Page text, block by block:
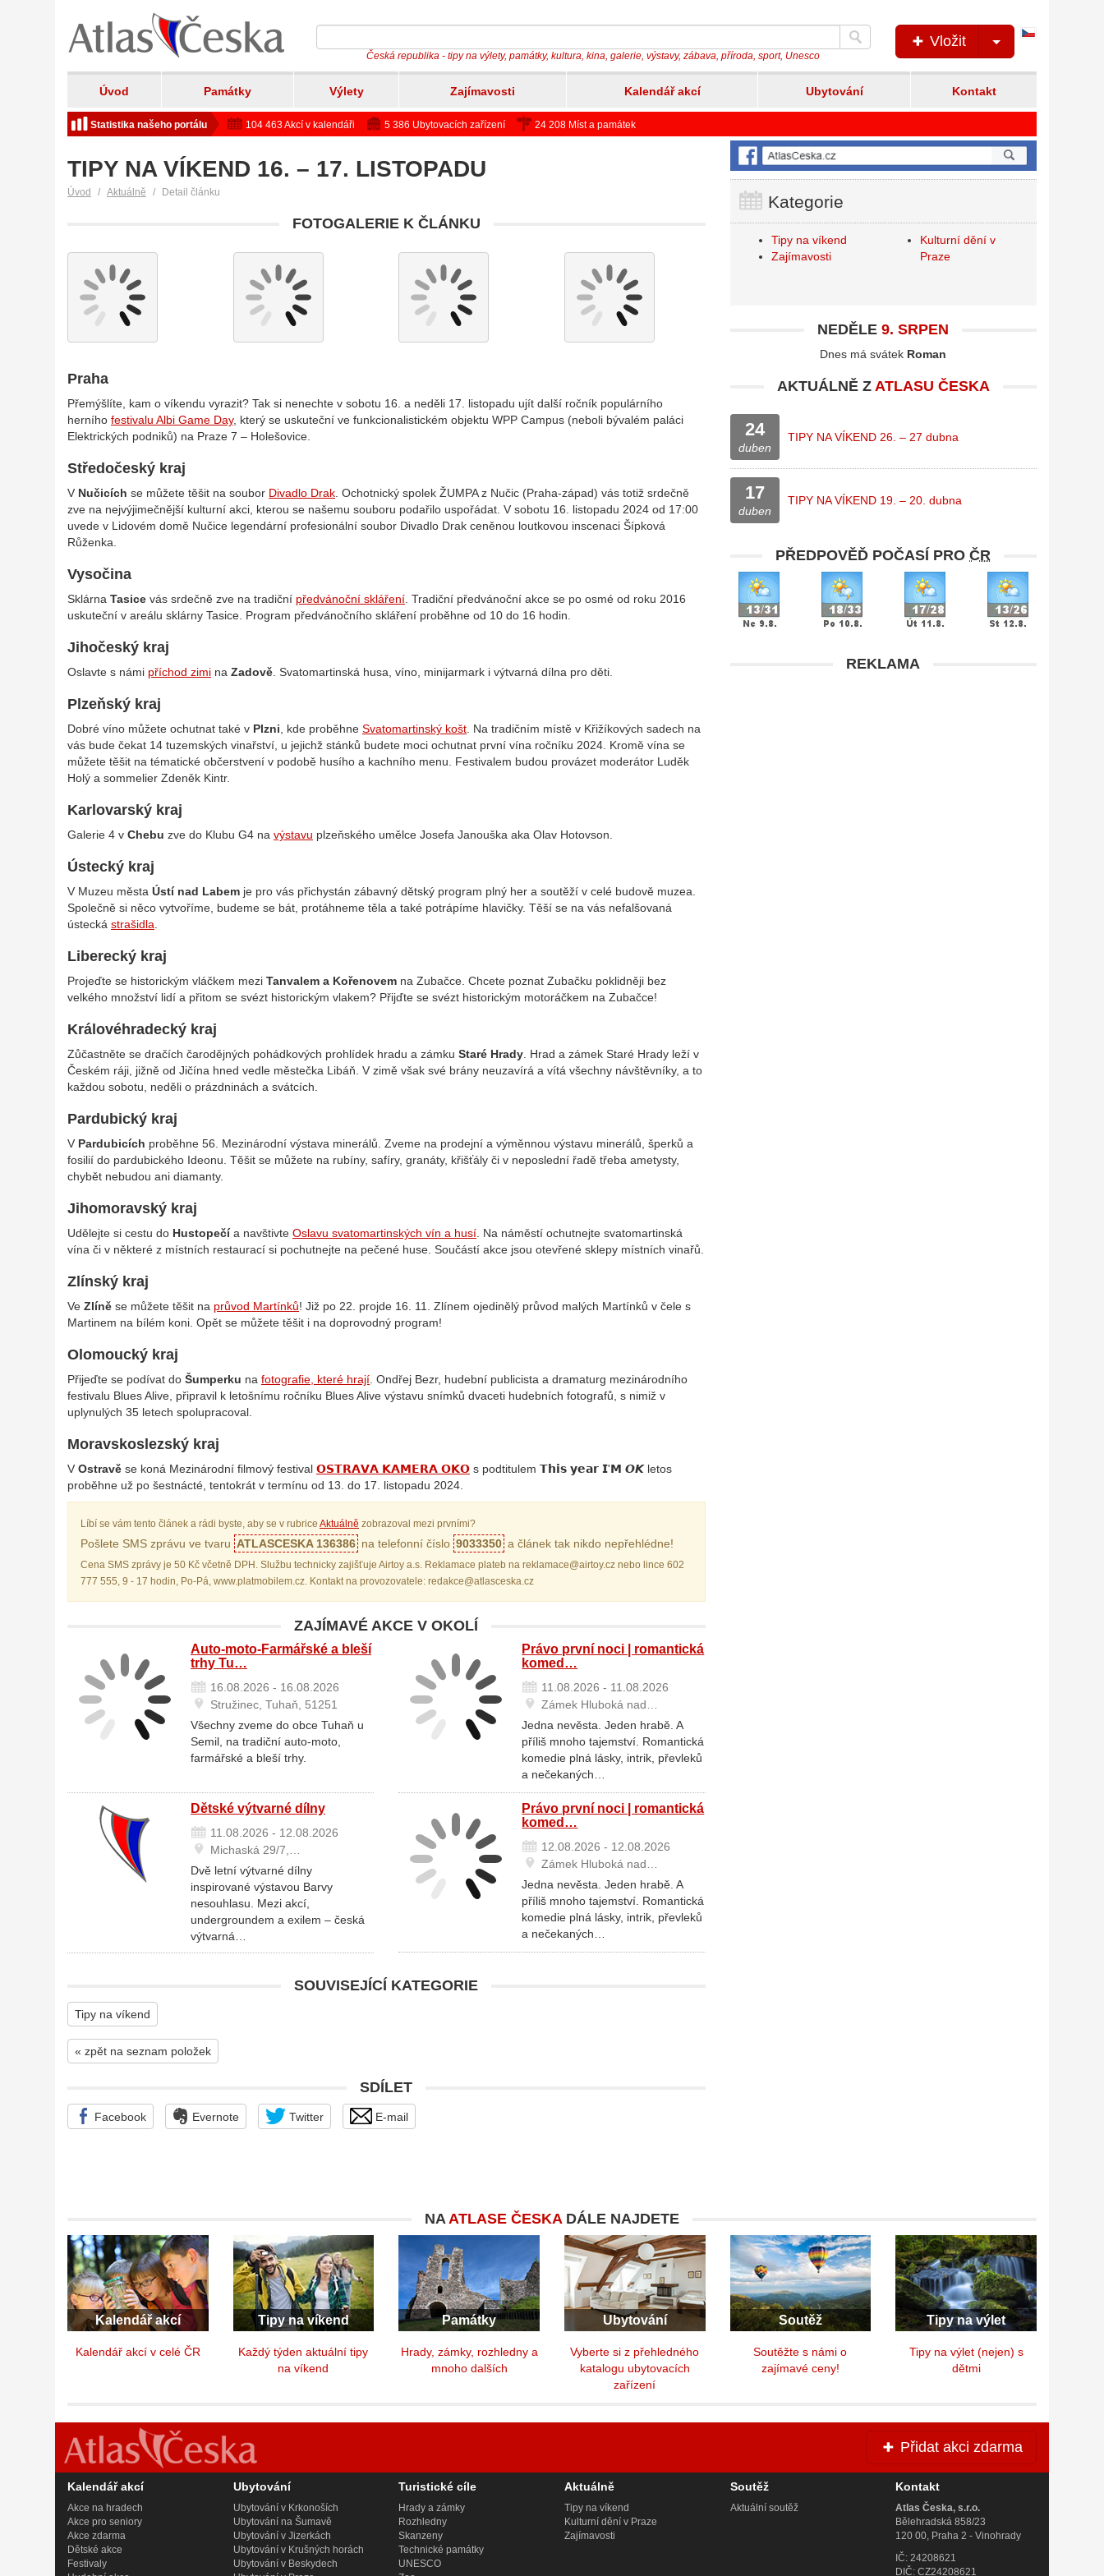
Česká republika - tipy na výlety, památky, kultura, kina, galerie, výstavy, zábava, příroda, sport, Unesco
Vložit
Úvod Památky Výlety Zajímavosti Kalendář akcí Ubytování Kontakt
Statistika našeho portálu 104 463 Akcí v kalendáři 5 386 Ubytovacích zařízení 24 208 Míst a památek
TIPY NA VÍKEND 16. – 17. LISTOPADU
Úvod Aktuálně Detail článku
FOTOGALERIE K ČLÁNKU
Praha
Přemýšlíte, kam o víkendu vyrazit? Tak si nenechte v sobotu 16. a neděli 17. listopadu ujít další ročník populárního
herního festivalu Albi Game Day, který se uskuteční ve funkcionalistickém objektu WPP Campus (neboli bývalém paláci
Elektrických podniků) na Praze 7 – Holešovice.
Středočeský kraj
V Nučicích se můžete těšit na soubor Divadlo Drak Ochotnický spolek ŽUMPA z Nučic (Praha-západ) vás totiž srdečně
zve na nejvýjimečnější kulturní akci, kterou se našemu souboru podařilo uspořádat. V sobotu 16. listopadu 2024 od 17:00
uvede v Lidovém domě Nučice legendární profesionální soubor Divadlo Drak ceněnou loutkovou inscenaci Šípková
Růženka.
Vysočina
Sklárna Tasice vás srdečně zve na tradiční předvánoční skláření Tradiční předvánoční akce se po osmé od roku 2016
uskuteční v areálu sklárny Tasice. Program předvánočního skláření proběhne od 10 do 16 hodin.
Jihočeský kraj
Oslavte s námi příchod zimi na Zadově Svatomartinská husa, víno, minijarmark i výtvarná dílna pro děti.
Plzeňský kraj
Dobré víno můžete ochutnat také v Plzni , kde proběhne Svatomartinský košt Na tradičním místě v Křižíkových sadech na
vás bude čekat 14 tuzemských vinařství, u jejichž stánků budete moci ochutnat první vína ročníku 2024. Kromě vína se
můžete těšit na tématické občerstvení v podobě husího a kachního menu. Festivalem budou provázet moderátor Luděk
Holý a sommelier Zdeněk Kintr.
Karlovarský kraj
Galerie 4 v Chebu zve do Klubu G4 na výstavu plzeňského umělce Josefa Janouška aka Olav Hotovson.
Ústecký kraj
V Muzeu města Ústí nad Labem je pro vás přichystán zábavný dětský program plný her a soutěží v celé budově muzea.
Společně si něco vytvoříme, budeme se bát, protáhneme těla a také potrápíme hlavičky. Těší se na vás nefalšovaná
ústecká strašidla
Liberecký kraj
Projeďte se historickým vláčkem mezi Tanvalem a Kořenovem na Zubačce. Chcete poznat Zubačku poklidněji bez
velkého množství lidí a přitom se svézt historickým vlakem? Přijďte se svézt historickým motoráčkem na Zubačce!
Královéhradecký kraj
Zůčastněte se dračích čarodějných pohádkových prohlídek hradu a zámku Staré Hrady . Hrad a zámek Staré Hrady leží v
Českém ráji, jižně od Jičína hned vedle městečka Libáň. V zimě však své brány neuzavírá a vítá všechny návštěvníky, a to
každou sobotu, neděli o prázdninách a svátcích.
Pardubický kraj
V Pardubicích proběhne 56. Mezinárodní výstava minerálů. Zveme na prodejní a výměnnou výstavu minerálů, šperků a
fosilií do pardubického Ideonu. Těšit se můžete na rubíny, safíry, granáty, křišťály či v neposlední řadě třeba ametysty,
chybět nebudou ani diamanty.
Jihomoravský kraj
Udělejte si cestu do Hustopečía navštivte Oslavu svatomartinských vín a husí . Na náměstí ochutnejte svatomartinská
vína či v některé z místních restaurací si pochutnejte na pečené huse. Součástí akce jsou otevřené sklepy místních vinařů.
Zlínský kraj
Ve Zlíně se můžete těšit na průvod Martínků! Již po 22. projde 16. 11. Zlínem ojedinělý průvod malých Martínků v čele s
Martinem na bílém koni. Opět se můžete těšit i na doprovodný program!
Olomoucký kraj
Přijeďte se podívat do Šumperku na fotografie, které hrají Ondřej Bezr, hudební publicista a dramaturg mezinárodního
festivalu Blues Alive, připravil k letošnímu ročníku Blues Alive výstavu snímků dvaceti hudebních fotografů, s nimiž v
uplynulých 35 letech spolupracoval.
Moravskoslezský kraj
V Ostravě se koná Mezinárodní filmový festival 𝗢𝗦𝗧𝗥𝗔𝗩𝗔 𝗞𝗔𝗠𝗘𝗥𝗔 𝗢𝗞𝗢 s podtitulem 𝗧𝗵𝗶𝘀 𝘆𝗲𝗮𝗿 𝗜'𝗠 𝙊𝙆 letos
proběhne už po šestnácté, tentokrát v termínu od 13. do 17. listopadu 2024.
Líbí se vám tento článek a rádi byste, aby se v rubrice Aktuálně zobrazoval mezi prvními?
Pošlete SMS zprávu ve tvaru ATLASCESKA 136386 na telefonní číslo 9033350 a článek tak nikdo nepřehlédne!
Cena SMS zprávy je 50 Kč včetně DPH. Službu technicky zajišťuje Airtoy a.s. Reklamace plateb na reklamace@airtoy.cz nebo lince 602
777 555, 9 - 17 hodin, Po-Pá, www.platmobilem.cz. Kontakt na provozovatele: redakce@atlasceska.cz
ZAJÍMAVÉ AKCE V OKOLÍ
Auto-moto-Farmářské a bleší
trhy Tu…
16.08.2026 - 16.08.2026
Stružinec, Tuhaň, 51251
Všechny zveme do obce Tuhaň u
Semil, na tradiční auto-moto,
farmářské a bleší trhy.
Právo první noci | romantická
komed…
11.08.2026 - 11.08.2026
Zámek Hluboká nad…
Jedna nevěsta. Jeden hrabě. A
příliš mnoho tajemství. Romantická
komedie plná lásky, intrik, převleků
a nečekaných…
Dětské výtvarné dílny
11.08.2026 - 12.08.2026
Michaská 29/7,…
Dvě letní výtvarné dílny
inspirované výstavou Barvy
nesouhlasu. Mezi akcí,
undergroundem a exilem – česká
výtvarná…
Právo první noci | romantická
komed…
12.08.2026 - 12.08.2026
Zámek Hluboká nad…
Jedna nevěsta. Jeden hrabě. A
příliš mnoho tajemství. Romantická
komedie plná lásky, intrik, převleků
a nečekaných…
SOUVISEJÍCÍ KATEGORIE
Tipy na víkend
« zpět na seznam položek
SDÍLET
Facebook Evernote Twitter E-mail
Kategorie
Tipy na víkend
Zajímavosti
Kulturní dění v
Praze
NEDĚLE9. SRPEN
Dnes má svátek Roman
AKTUÁLNĚ Z ATLASU ČESKA
24
duben
TIPY NA VÍKEND 26. – 27 dubna
17
duben
TIPY NA VÍKEND 19. – 20. dubna
PŘEDPOVĚĎ POČASÍ PROČR
REKLAMA
NAATLASE ČESKADÁLE NAJDETE
Kalendář akcí
Kalendář akcí v celé ČR
Tipy na víkend
Každý týden aktuální tipy
na víkend
Památky
Hrady, zámky, rozhledny a
mnoho dalších
Ubytování
Vyberte si z přehledného
katalogu ubytovacích
zařízení
Soutěž
Soutěžte s námi o
zajímavé ceny!
Tipy na výlet
Tipy na výlet (nejen) s
dětmi
Přidat akci zdarma
Kalendář akcí
Akce na hradech
Akce pro seniory
Akce zdarma
Dětské akce
Festivaly
Ubytování
Ubytování v Krkonoších
Ubytování na Šumavě
Ubytování v Jizerkách
Ubytování v Krušných horách
Ubytování v Beskydech
Turistické cíle
Hrady a zámky
Rozhledny
Skanzeny
Technické památky
UNESCO
Aktuálně
Tipy na víkend
Kulturní dění v Praze
Zajímavosti
Soutěž
Aktuální soutěž
Kontakt
Atlas Česka, s.r.o.
Bělehradská 858/23
120 00, Praha 2 - Vinohrady
IČ: 24208621
DIČ: CZ24208621